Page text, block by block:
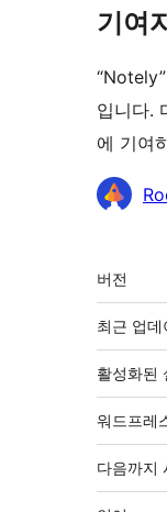
기여
입니다.
에 기여
기
기
초
버전
최근 업데
활성화된
워드프레
다음까지